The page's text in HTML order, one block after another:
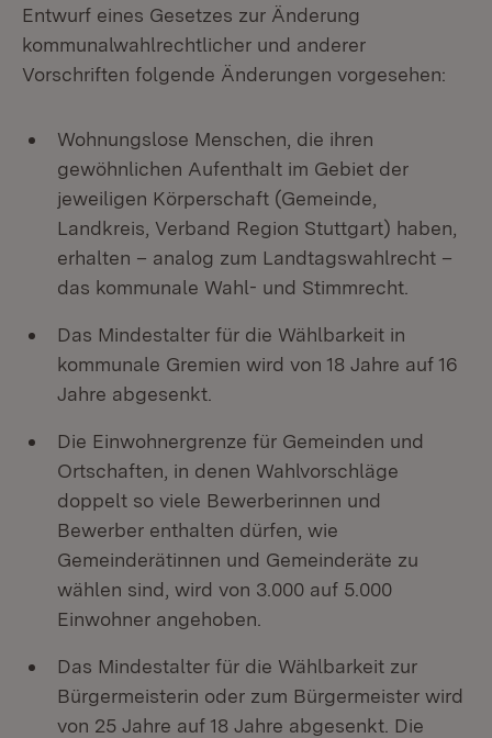
Entwurf eines Gesetzes zur Änderung
kommunalwahlrechtlicher und anderer
Vorschriften folgende Änderungen vorgesehen:
Wohnungslose Menschen, die ihren
gewöhnlichen Aufenthalt im Gebiet der
jeweiligen Körperschaft (Gemeinde,
Landkreis, Verband Region Stuttgart) haben,
erhalten – analog zum Landtagswahlrecht –
das kommunale Wahl- und Stimmrecht.
Das Mindestalter für die Wählbarkeit in
kommunale Gremien wird von 18 Jahre auf 16
Jahre abgesenkt.
Die Einwohnergrenze für Gemeinden und
Ortschaften, in denen Wahlvorschläge
doppelt so viele Bewerberinnen und
Bewerber enthalten dürfen, wie
Gemeinderätinnen und Gemeinderäte zu
wählen sind, wird von 3.000 auf 5.000
Einwohner angehoben.
Das Mindestalter für die Wählbarkeit zur
Bürgermeisterin oder zum Bürgermeister wird
von 25 Jahre auf 18 Jahre abgesenkt. Die